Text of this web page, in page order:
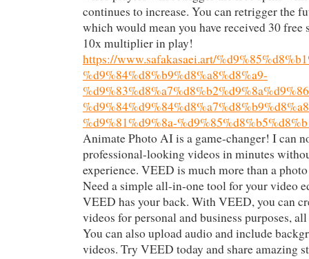
continues to increase. You can retrigger the
which would mean you have received 30
10x multiplier in play!
https://www.safakasaei.art/
%d9%84%d8%b9%d8%a8%d8%a9-
%d9%81%d9%8a-
Animate Photo AI is a game-changer! I can
professional-looking videos in minutes
experience. VEED is much more than a
Need a simple all-in-one tool for your video
VEED has your back. With VEED, you can
videos for personal and business purposes,
You can also upload audio and include
videos. Try VEED today and share amazing